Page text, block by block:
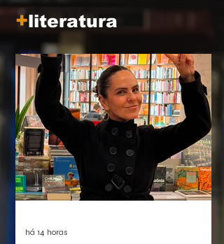
+literatura
há 14 horas